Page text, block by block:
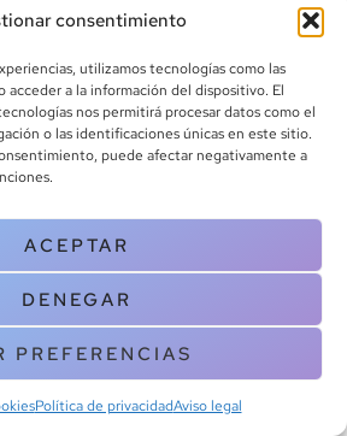
consentimiento
utilizamos tecnologías como las
acceder a la información del dispositivo. El
nos permitirá procesar datos como el
o las identificaciones únicas en este sitio.
puede afectar negativamente a
ACEPTAR
DENEGAR
PREFERENCIAS
Política de privacidadAviso legal
+34 934 242 391
CONTACTO
Libros. All Rights Reserved |
| Aviso legal